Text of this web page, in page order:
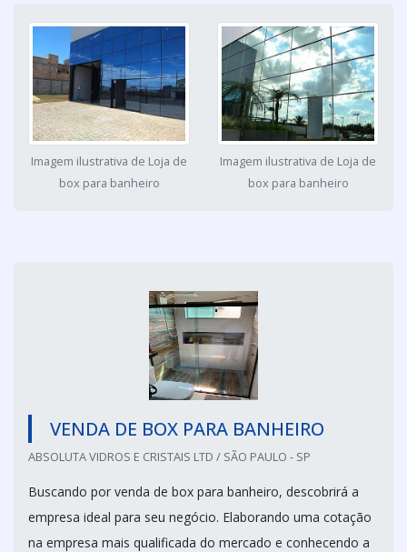
Imagem ilustrativa de Loja de
box para banheiro
Imagem ilustrativa de Loja de
box para banheiro
VENDA DE BOX PARA BANHEIRO
ABSOLUTA VIDROS E CRISTAIS LTD / SÃO PAULO - SP
Buscando por venda de box para banheiro, descobrirá a
empresa ideal para seu negócio. Elaborando uma cotação
na empresa mais qualificada do mercado e conhecendo a